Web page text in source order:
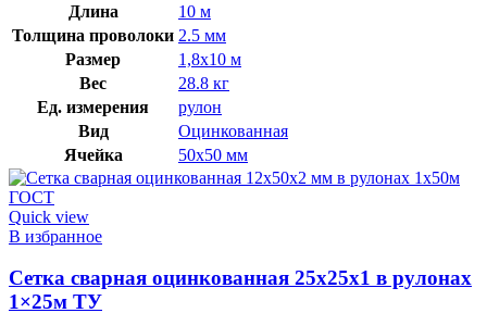
Длина
10 м
Толщина проволоки 2.5 мм
Размер
1,8х10 м
Вес
28.8 кг
Ед. измерения
рулон
Вид
Оцинкованная
Ячейка
50х50 мм
Quick view
В избранное
Сетка сварная оцинкованная 25х25х1 в рулонах
1×25м ТУ